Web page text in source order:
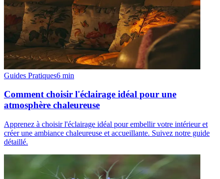
Guides Pratiques6 min
Comment choisir l'éclairage idéal pour une
atmosphère chaleureuse
Apprenez à choisir l'éclairage idéal pour embellir votre intérieur et
créer une ambiance chaleureuse et accueillante. Suivez notre guide
détaillé.